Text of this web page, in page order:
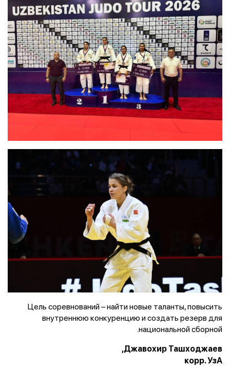
Цель соревнований – найти новые таланты, повысить
внутреннюю конкуренцию и создать резерв для
национальной сборной.
Джавохир Ташходжаев,
корр. УзА